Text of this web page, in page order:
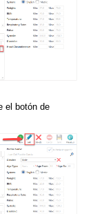
el botón de